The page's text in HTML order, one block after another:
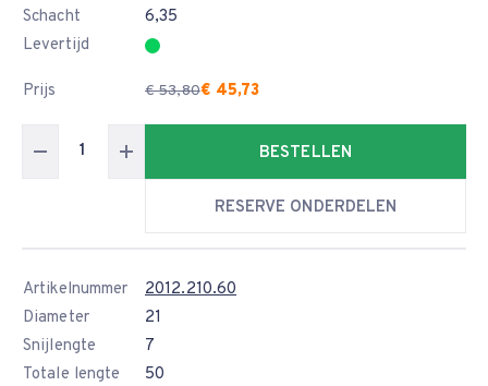
Schacht
6,35
Levertijd
Prijs € 53,80€ 45,73
BESTELLEN
RESERVE ONDERDELEN
Artikelnummer
2012.210.60
Diameter
21
Snijlengte
7
Totale lengte
50